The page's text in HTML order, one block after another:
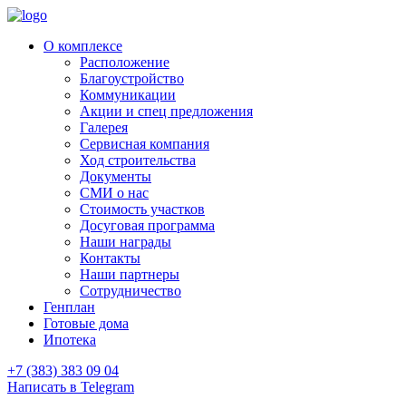
О комплексе
Расположение
Благоустройство
Коммуникации
Акции и спец предложения
Галерея
Сервисная компания
Ход строительства
Документы
СМИ о нас
Стоимость участков
Досуговая программа
Наши награды
Контакты
Наши партнеры
Сотрудничество
Генплан
Готовые дома
Ипотека
+7 (383) 383 09 04
Написать в Telegram